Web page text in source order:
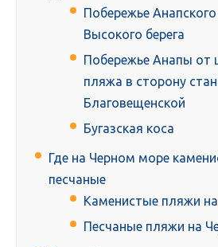
Побережье
Высокого берега
Побережье Анапы от
пляжа в сторону
Благовещенской
Бугазская коса
Где на Черном море
песчаные
Каменистые пляжи
Песчаные пляжи на